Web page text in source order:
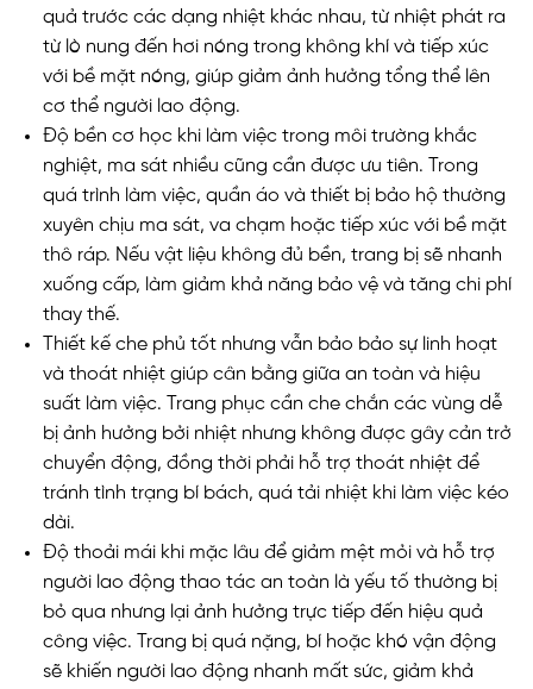
quả trước các dạng nhiệt khác nhau, từ nhiệt phát ra
từ lò nung đến hơi nóng trong không khí và tiếp xúc
với bề mặt nóng, giúp giảm ảnh hưởng tổng thể lên
cơ thể người lao động.
Độ bền cơ học khi làm việc trong môi trường khắc
nghiệt, ma sát nhiều cũng cần được ưu tiên. Trong
quá trình làm việc, quần áo và thiết bị bảo hộ thường
xuyên chịu ma sát, va chạm hoặc tiếp xúc với bề mặt
thô ráp. Nếu vật liệu không đủ bền, trang bị sẽ nhanh
xuống cấp, làm giảm khả năng bảo vệ và tăng chi phí
thay thế.
Thiết kế che phủ tốt nhưng vẫn bảo bảo sự linh hoạt
và thoát nhiệt giúp cân bằng giữa an toàn và hiệu
suất làm việc. Trang phục cần che chắn các vùng dễ
bị ảnh hưởng bởi nhiệt nhưng không được gây cản trở
chuyển động, đồng thời phải hỗ trợ thoát nhiệt để
tránh tình trạng bí bách, quá tải nhiệt khi làm việc kéo
dài.
Độ thoải mái khi mặc lâu để giảm mệt mỏi và hỗ trợ
người lao động thao tác an toàn là yếu tố thường bị
bỏ qua nhưng lại ảnh hưởng trực tiếp đến hiệu quả
công việc. Trang bị quá nặng, bí hoặc khó vận động
sẽ khiến người lao động nhanh mất sức, giảm khả